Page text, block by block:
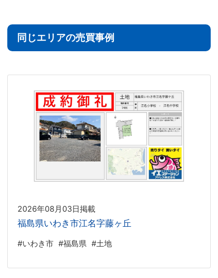
同じエリアの売買事例
2026年08月03日掲載
福島県いわき市江名字藤ヶ丘
#いわき市 #福島県 #土地